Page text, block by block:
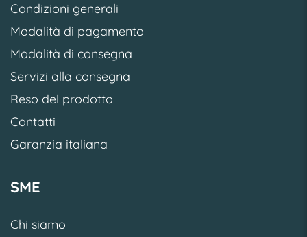
Condizioni generali
Modalità di pagamento
Modalità di consegna
Servizi alla consegna
Reso del prodotto
Contatti
Garanzia italiana
SME
Chi siamo